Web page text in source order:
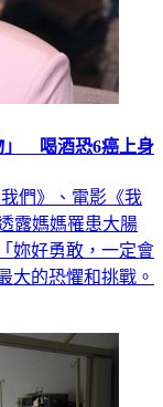
」 喝酒恐6癌上身
們》、電影《我
露媽媽罹患大腸
妳好勇敢，一定會
大的恐懼和挑戰。